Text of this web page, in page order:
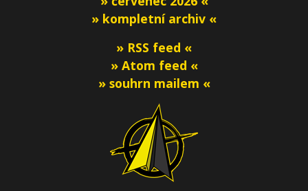
» kompletní archiv «
» RSS feed «
» Atom feed «
» souhrn mailem «